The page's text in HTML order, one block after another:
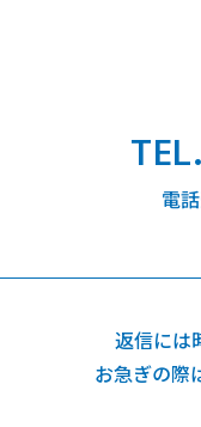
電
返信には
お急ぎの際